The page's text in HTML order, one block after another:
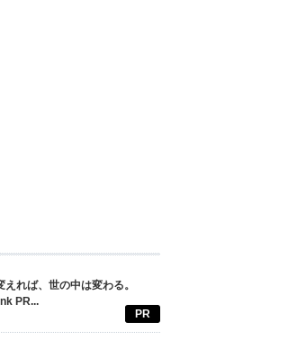
えれば、世の中は変わる。
PR...
PR